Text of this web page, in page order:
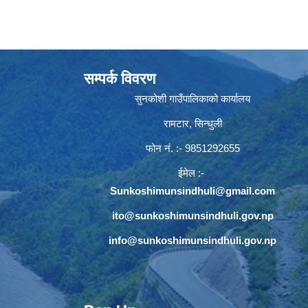
सम्पर्क विवरण
सुनकोशी गाउँपालिकाको कार्यालय
रामटार, सिन्धुली
फोन नं‍. :- 9851292655
ईमेल :-
Sunkoshimunsindhuli@gmail.com
ito@sunkoshimunsindhuli.gov.np
info@sunkoshimunsindhuli.gov.np